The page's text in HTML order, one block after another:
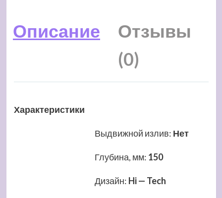
Описание
Отзывы
(0)
Характеристики
Выдвижной излив: Нет
Глубина, мм: 150
Дизайн: Hi — Tech